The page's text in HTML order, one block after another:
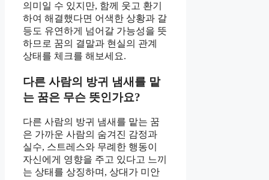
의미일 수 있지만, 함께 웃고 환기
하여 해결했다면 어색한 상황과 갈
등도 유연하게 넘어갈 가능성을 뜻
하므로 꿈의 결말과 현실의 관계
상태를 체크를 해보세요.
다른 사람의 방귀 냄새를 맡
는 꿈은 무슨 뜻인가요?
다른 사람의 방귀 냄새를 맡는 꿈
은 가까운 사람의 숨겨진 감정과
실수, 스트레스와 무례한 행동이
자신에게 영향을 주고 있다고 느끼
는 상태를 상징하며, 상대가 미안